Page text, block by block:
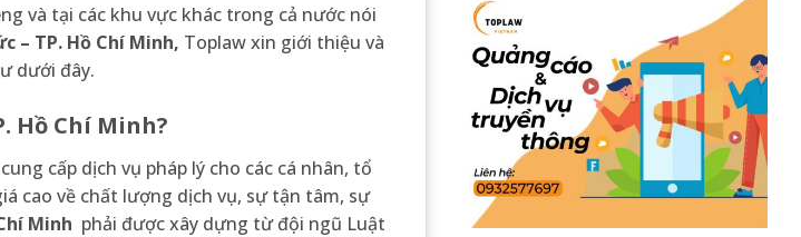
và tại các khu vực khác trong cả nước nói
– TP. Hồ Chí Minh, Toplaw xin giới thiệu và
dưới đây.
Hồ Chí Minh?
cấp dịch vụ pháp lý cho các cá nhân, tổ
cao về chất lượng dịch vụ, sự tận tâm, sự
Minh phải được xây dựng từ đội ngũ Luật